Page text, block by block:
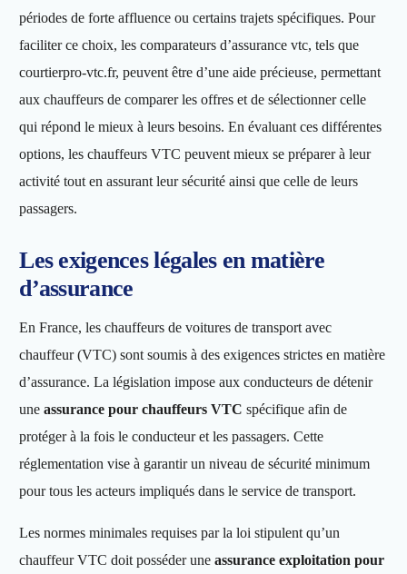
périodes de forte affluence ou certains trajets spécifiques. Pour
faciliter ce choix, les comparateurs d’assurance vtc, tels que
courtierpro-vtc.fr, peuvent être d’une aide précieuse, permettant
aux chauffeurs de comparer les offres et de sélectionner celle
qui répond le mieux à leurs besoins. En évaluant ces différentes
options, les chauffeurs VTC peuvent mieux se préparer à leur
activité tout en assurant leur sécurité ainsi que celle de leurs
passagers.
Les exigences légales en matière
d’assurance
En France, les chauffeurs de voitures de transport avec
chauffeur (VTC) sont soumis à des exigences strictes en matière
d’assurance. La législation impose aux conducteurs de détenir
uneassurance pour chauffeurs VTC spécifique afin de
protéger à la fois le conducteur et les passagers. Cette
réglementation vise à garantir un niveau de sécurité minimum
pour tous les acteurs impliqués dans le service de transport.
Les normes minimales requises par la loi stipulent qu’un
chauffeur VTC doit posséder uneassurance exploitation pour